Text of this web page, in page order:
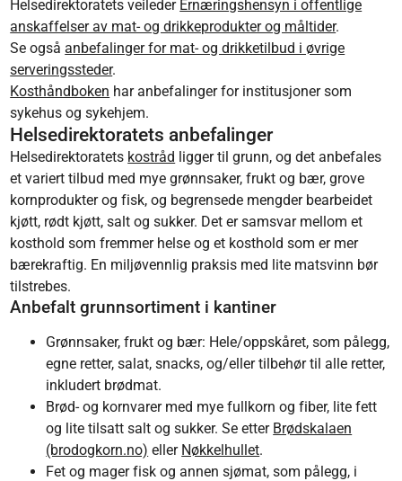
Helsedirektoratets veileder Ernæringshensyn i offentlige
anskaffelser av mat- og drikkeprodukter og måltider.
Se ogsåanbefalinger for mat- og drikketilbud i øvrige
serveringssteder.
Kosthåndboken har anbefalinger for institusjoner som
sykehus og sykehjem.
Helsedirektoratets anbefalinger
Helsedirektoratets kostråd ligger til grunn, og det anbefales
et variert tilbud med mye grønnsaker, frukt og bær, grove
kornprodukter og fisk, og begrensede mengder bearbeidet
kjøtt, rødt kjøtt, salt og sukker. Det er samsvar mellom et
kosthold som fremmer helse og et kosthold som er mer
bærekraftig. En miljøvennlig praksis med lite matsvinn bør
tilstrebes.
Anbefalt grunnsortiment i kantiner
Grønnsaker, frukt og bær: Hele/oppskåret, som pålegg,
egne retter, salat, snacks, og/eller tilbehør til alle retter,
inkludert brødmat.
Brød- og kornvarer med mye fullkorn og fiber, lite fett
og lite tilsatt salt og sukker. Se etter Brødskalaen
(brodogkorn.no) eller Nøkkelhullet.
Fet og mager fisk og annen sjømat, som pålegg, i